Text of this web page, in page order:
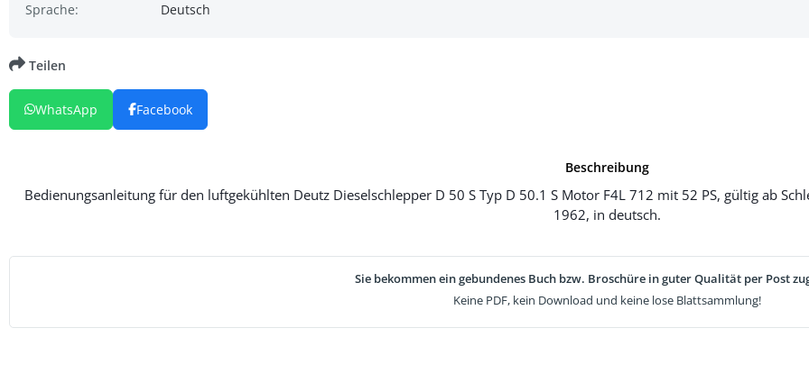
Sprache:
Deutsch
Beschreibung
Bedienungsanleitung für den luftgekühlten Deutz Dieselschlepper D 50 S Typ D 50.1 S Motor F4L 712 mit 52 PS, gültig ab
1962, in deutsch.
Sie bekommen ein gebundenes Buch bzw. Broschüre in guter Qualität per Post
Keine PDF, kein Download und keine lose Blattsammlung!
Teilen
WhatsApp Facebook